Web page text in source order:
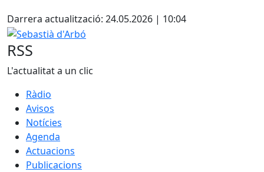
Darrera actualització: 24.05.2026 | 10:04
Sebastià d'Arbó
RSS
L'actualitat a un clic
Ràdio
Avisos
Notícies
Agenda
Actuacions
Publicacions